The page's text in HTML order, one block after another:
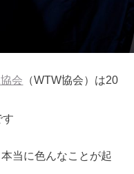
会 （WTW協会）は20
す
当に色んなことが起